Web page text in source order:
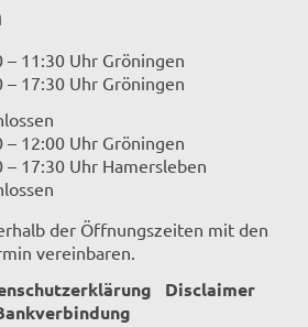
– 11:30 Uhr Gröningen
– 17:30 Uhr Gröningen
– 12:00 Uhr Gröningen
– 17:30 Uhr Hamersleben
der Öffnungszeiten mit den
vereinbaren.
Disclaimer